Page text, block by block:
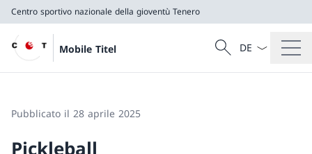
Centro sportivo nazionale della gioventù Tenero
Mobile Titel
Cercare
Ricerca
Dal menu a
Pubblicato il 28 aprile 2025
Pickleball